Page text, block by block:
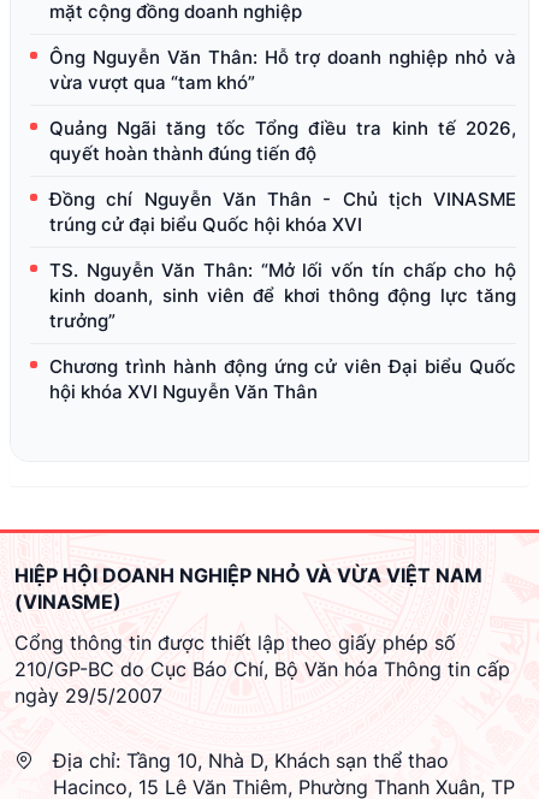
mặt cộng đồng doanh nghiệp
Ông Nguyễn Văn Thân: Hỗ trợ doanh nghiệp nhỏ và
vừa vượt qua “tam khó”
Quảng Ngãi tăng tốc Tổng điều tra kinh tế 2026,
quyết hoàn thành đúng tiến độ
Đồng chí Nguyễn Văn Thân - Chủ tịch VINASME
trúng cử đại biểu Quốc hội khóa XVI
TS. Nguyễn Văn Thân: “Mở lối vốn tín chấp cho hộ
kinh doanh, sinh viên để khơi thông động lực tăng
trưởng”
Chương trình hành động ứng cử viên Đại biểu Quốc
hội khóa XVI Nguyễn Văn Thân
HIỆP HỘI DOANH NGHIỆP NHỎ VÀ VỪA VIỆT NAM
(VINASME)
Cổng thông tin được thiết lập theo giấy phép số
210/GP-BC do Cục Báo Chí, Bộ Văn hóa Thông tin cấp
ngày 29/5/2007
Địa chỉ: Tầng 10, Nhà D, Khách sạn thể thao
Hacinco, 15 Lê Văn Thiêm, Phường Thanh Xuân, TP